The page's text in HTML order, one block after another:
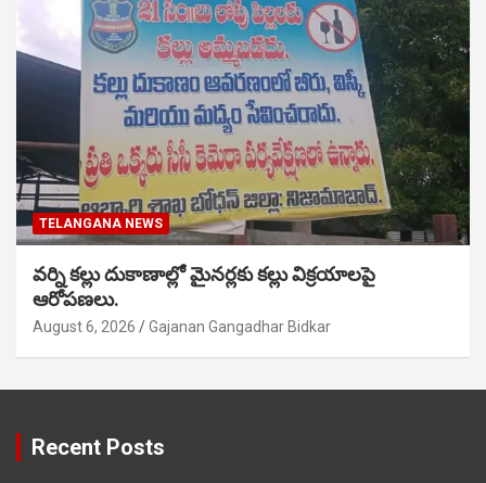
TELANGANA NEWS
వర్ని కల్లు దుకాణాల్లో మైనర్లకు కల్లు విక్రయాలపై
ఆరోపణలు.
August 6, 2026 Gajanan Gangadhar Bidkar
Recent Posts